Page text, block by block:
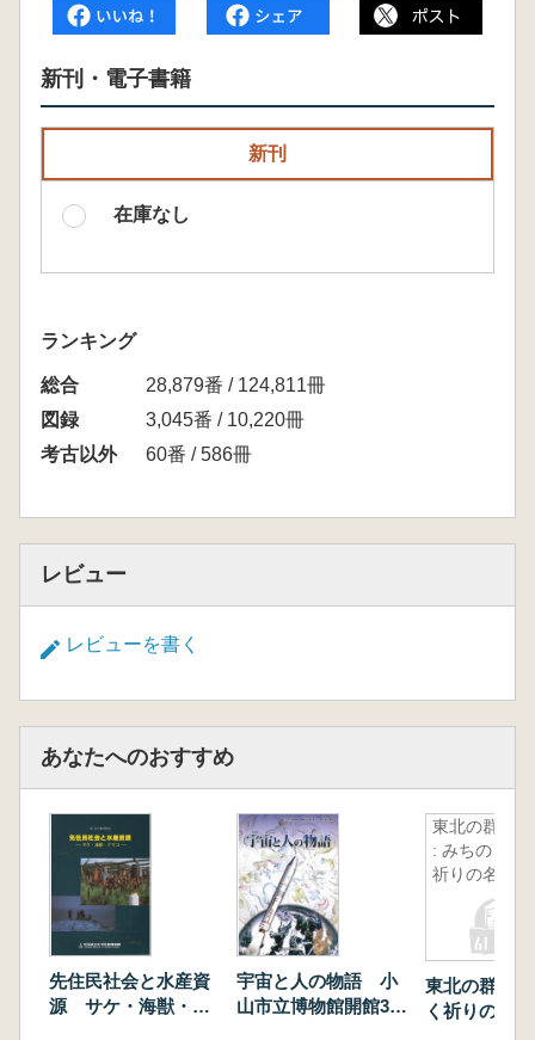
新刊・電子書籍
新刊
在庫なし
ランキング
総合
28,879番 / 124,811冊
図録
3,045番 / 10,220冊
考古以外
60番 / 586冊
レビュー
レビューを書く
あなたへのおすすめ
先住民社会と水産資
源 サケ・海獣・ナ
宇宙と人の物語 小
山市立博物館開館30
東北の群像
: みちのく
祈りの名宝
東北の群像 :
く祈りの名宝